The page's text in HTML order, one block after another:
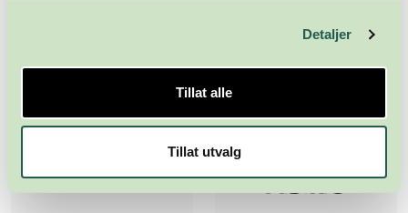
Detaljer
Tillat alle
Tillat utvalg